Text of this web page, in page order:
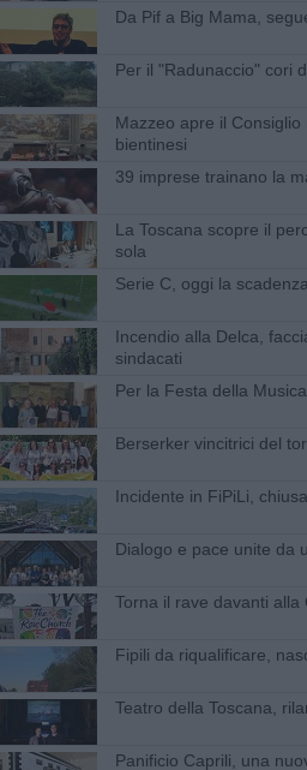
Da Pif a Big Mama,
Per il "Radunaccio" cori
Mazzeo apre il
bientinesi
39 imprese trainano la
La Toscana scopre il
sola
Serie C, oggi la
Incendio alla Delca,
sindacati
Per la Festa della
Berserker vincitrici del
Incidente in FiPiLi,
Dialogo e pace unite da
Torna il rave davanti alla
Fipili da riqualificare,
Teatro della Toscana,
Panificio Caprili, una